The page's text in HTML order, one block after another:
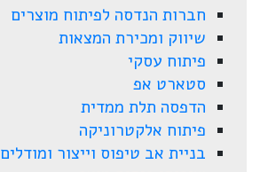
חברות הנדסה לפיתוח מוצרים
שיווק ומכירת המצאות
פיתוח עסקי
סטארט אפ
הדפסה תלת ממדית
פיתוח אלקטרוניקה
בניית אב טיפוס וייצור ומודלים